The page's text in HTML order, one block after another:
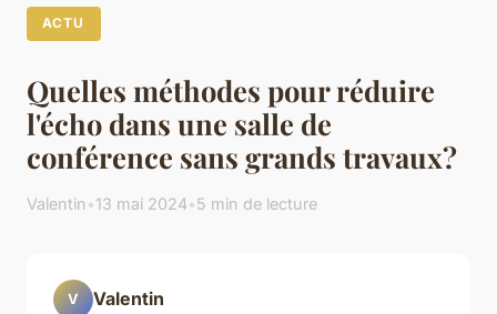
ACTU
Quelles méthodes pour réduire
l'écho dans une salle de
conférence sans grands travaux?
Valentin•13 mai 2024•5 min de lecture
V Valentin